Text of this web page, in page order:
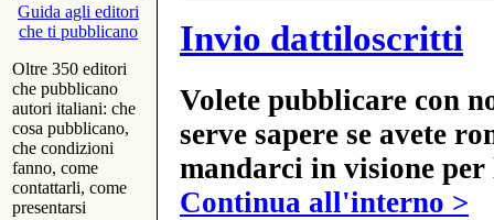
Guida agli editori
che ti pubblicano
Oltre 350 editori
che pubblicano
autori italiani: che
cosa pubblicano,
che condizioni
fanno, come
contattarli, come
presentarsi
Invio dattiloscritti
Volete pubblicare con
serve sapere se avete
mandarci in visione
Continua all'interno >